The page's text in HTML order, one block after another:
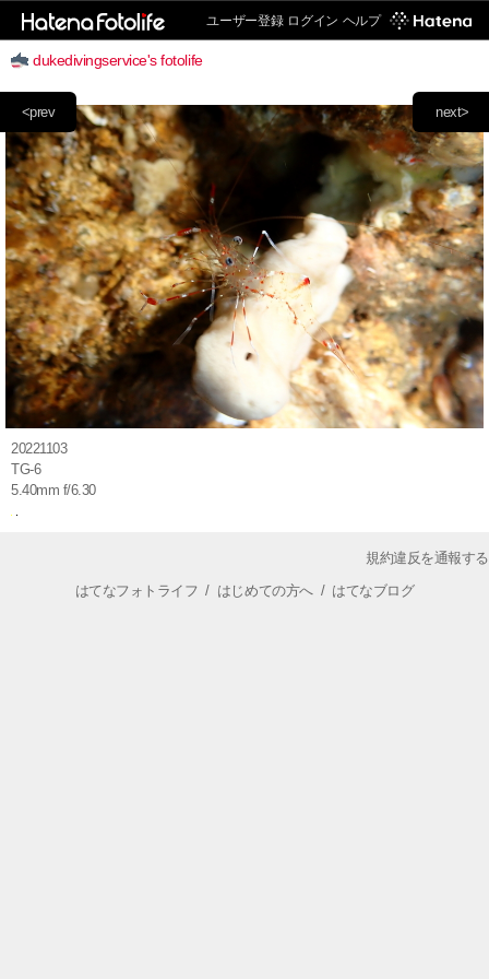
ユーザー登録 ログイン ヘルプ
dukedivingservice's fotolife
next>
<prev
20221103
TG-6
5.40mm f/6.30
規約違反を通報する
はてなフォトライフ / はじめての方へ/ はてなブログ